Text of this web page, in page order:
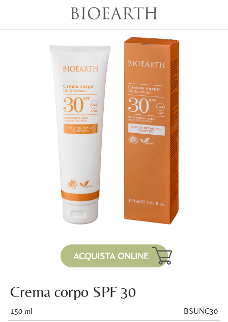
ACQUISTA ONLINE
Crema corpo SPF 30
150 ml BSUNC30